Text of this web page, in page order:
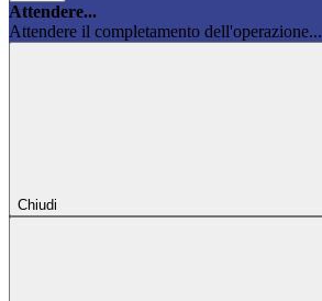
Attendere...
Attendere il completamento dell'operazione...
Chiudi